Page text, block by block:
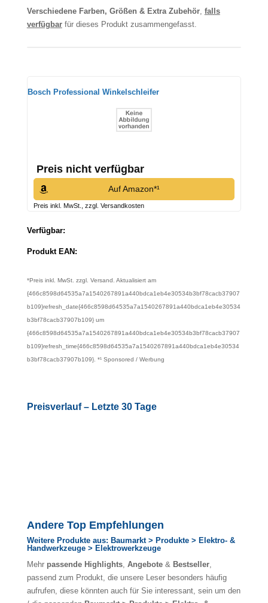
Verschiedene Farben, Größen & Extra Zubehör, falls
verfügbarfür dieses Produkt zusammengefasst.
Bosch Professional Winkelschleifer
Preis nicht verfügbar
Auf Amazon*¹
Preis inkl. MwSt., zzgl. Versandkosten
Verfügbar:
Produkt EAN:
*Preis inkl. MwSt. zzgl. Versand. Aktualisiert am
{466c8598d64535a7a1540267891a440bdca1eb4e30534b3bf78cacb37907
b109}refresh_date{466c8598d64535a7a1540267891a440bdca1eb4e30534
b3bf78cacb37907b109} um
{466c8598d64535a7a1540267891a440bdca1eb4e30534b3bf78cacb37907
b109}refresh_time{466c8598d64535a7a1540267891a440bdca1eb4e30534
b3bf78cacb37907b109}. *¹ Sponsored / Werbung
Preisverlauf – Letzte 30 Tage
Andere Top Empfehlungen
Weitere Produkte aus: Baumarkt > Produkte > Elektro- &
Handwerkzeuge > Elektrowerkzeuge
Mehr passende Highlights, Angebote& Bestseller,
passend zum Produkt, die unsere Leser besonders häufig
aufrufen, diese könnten auch für Sie interessant, sein um den